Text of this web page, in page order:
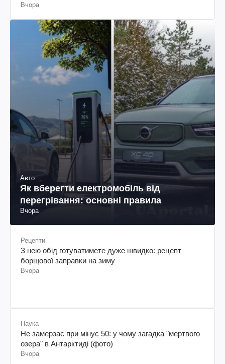
Вчора
Авто
Як вберегти електромобіль від
перегрівання: основні правила
Вчора
Рецепти
З нею обід готуватимете дуже швидко: рецепт
борщової заправки на зиму
Вчора
Наука
Не замерзає при мінус 50: у чому загадка "мертвого
озера" в Антарктиді (фото)
Вчора